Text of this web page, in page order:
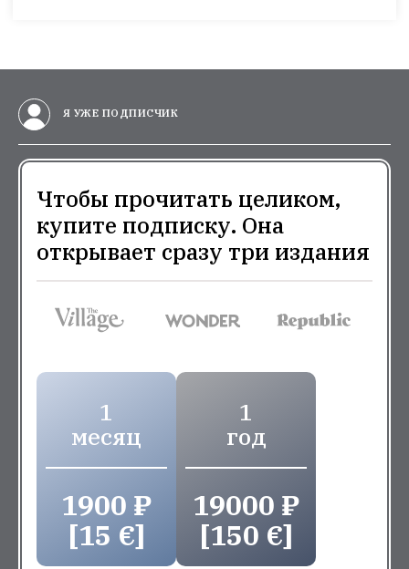
Я УЖЕ ПОДПИСЧИК
Чтобы прочитать целиком,
купите подписку. Она
открывает сразу три издания
1
месяц
1900 ₽
[15 €]
1
год
19000 ₽
[150 €]